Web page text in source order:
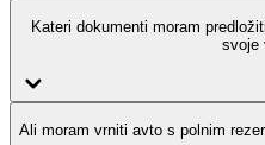
Kateri dokumenti moram
svoje
Ali moram vrniti avto s polnim